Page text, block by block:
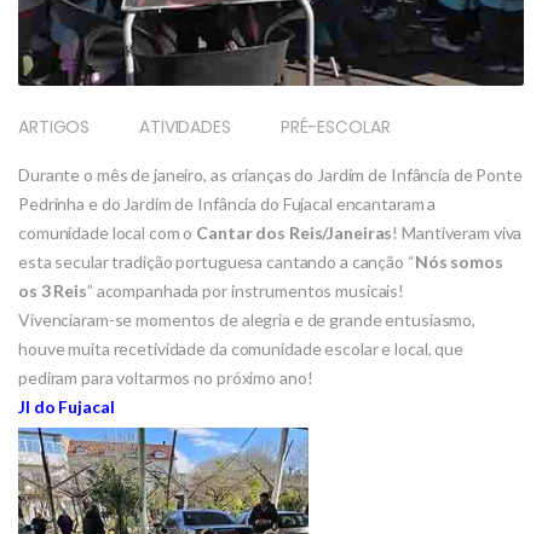
ARTIGOS ATIVIDADES PRÉ-ESCOLAR
Durante o mês de janeiro, as crianças do Jardim de Infância de Ponte
Pedrinha e do Jardim de Infância do Fujacal encantaram a
comunidade local com o Cantar dos Reis/Janeiras! Mantiveram viva
esta secular tradição portuguesa cantando a canção “Nós somos
os 3 Reis” acompanhada por instrumentos musicais!
Vivenciaram-se momentos de alegria e de grande entusiasmo,
houve muita recetividade da comunidade escolar e local, que
pediram para voltarmos no próximo ano!
JI do Fujacal